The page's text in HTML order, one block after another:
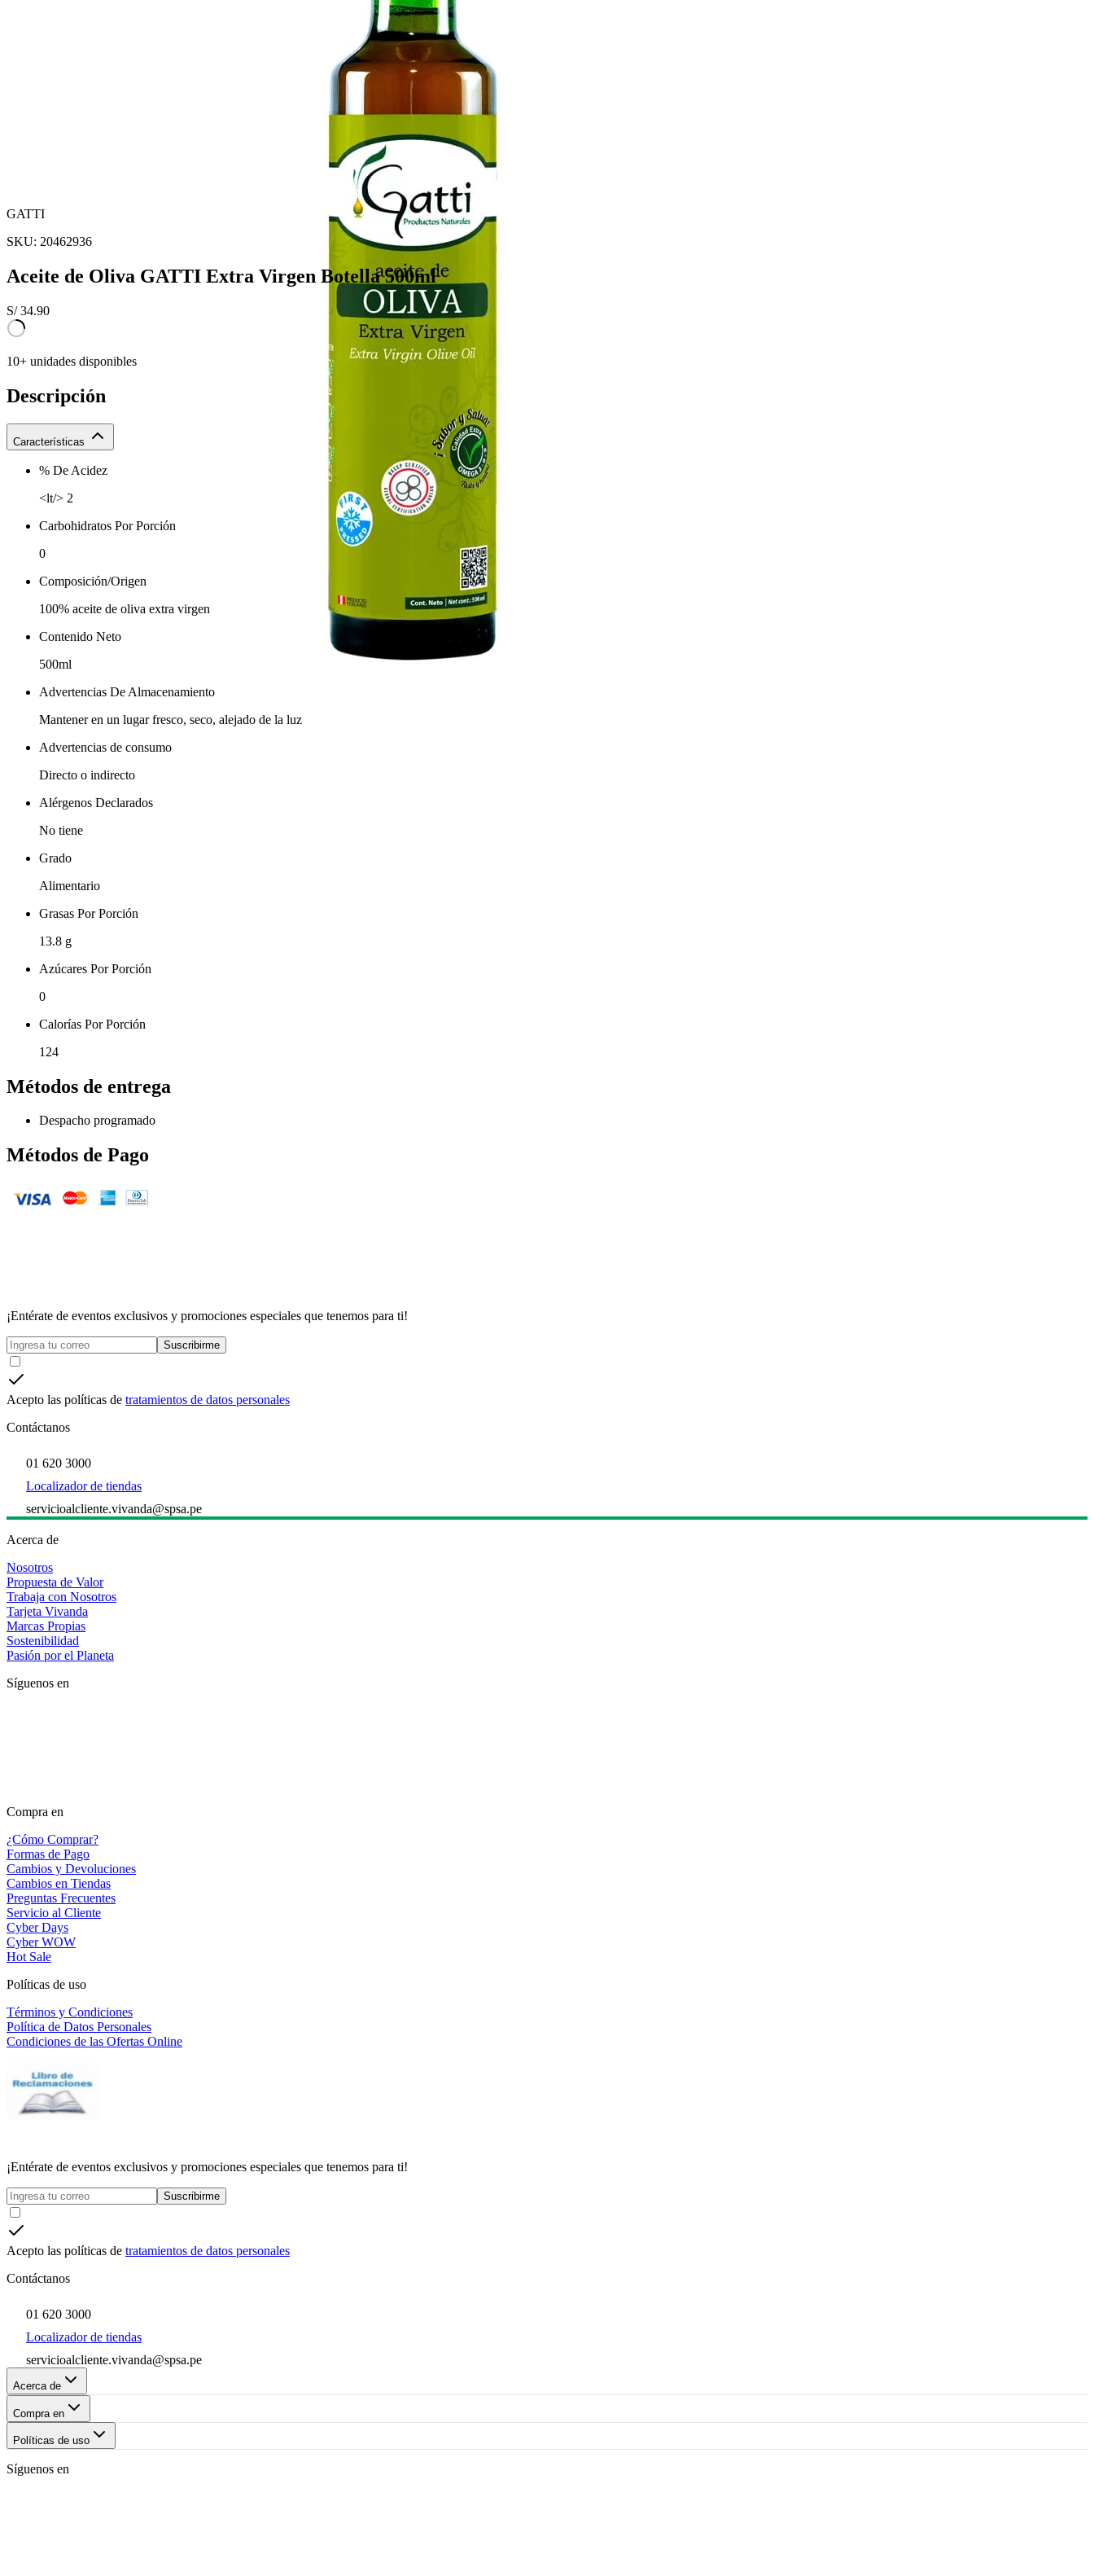
GATTI
SKU: 20462936
Aceite de Oliva GATTI Extra Virgen Botella 500ml
S/34.90
10+ unidades disponibles
Descripción
Características
% De Acidez
<lt/> 2
Carbohidratos Por Porción
0
Composición/Origen
100% aceite de oliva extra virgen
Contenido Neto
500ml
Advertencias De Almacenamiento
Mantener en un lugar fresco, seco, alejado de la luz
Advertencias de consumo
Directo o indirecto
Alérgenos Declarados
No tiene
Grado
Alimentario
Grasas Por Porción
13.8 g
Azúcares Por Porción
0
Calorías Por Porción
124
Métodos de entrega
Despacho programado
Métodos de Pago
¡Entérate de eventos exclusivos y promociones especiales que tenemos para ti!
Suscribirme
Acepto las políticas de tratamientos de datos personales
Contáctanos
01 620 3000
Localizador de tiendas
servicioalcliente.vivanda@spsa.pe
Acerca de
Nosotros
Propuesta de Valor
Trabaja con Nosotros
Tarjeta Vivanda
Marcas Propias
Sostenibilidad
Pasión por el Planeta
Síguenos en
Compra en
¿Cómo Comprar?
Formas de Pago
Cambios y Devoluciones
Cambios en Tiendas
Preguntas Frecuentes
Servicio al Cliente
Cyber Days
Cyber WOW
Hot Sale
Políticas de uso
Términos y Condiciones
Política de Datos Personales
Condiciones de las Ofertas Online
¡Entérate de eventos exclusivos y promociones especiales que tenemos para ti!
Suscribirme
Acepto las políticas de tratamientos de datos personales
Contáctanos
01 620 3000
Localizador de tiendas
servicioalcliente.vivanda@spsa.pe
Acerca de
Compra en
Políticas de uso
Síguenos en